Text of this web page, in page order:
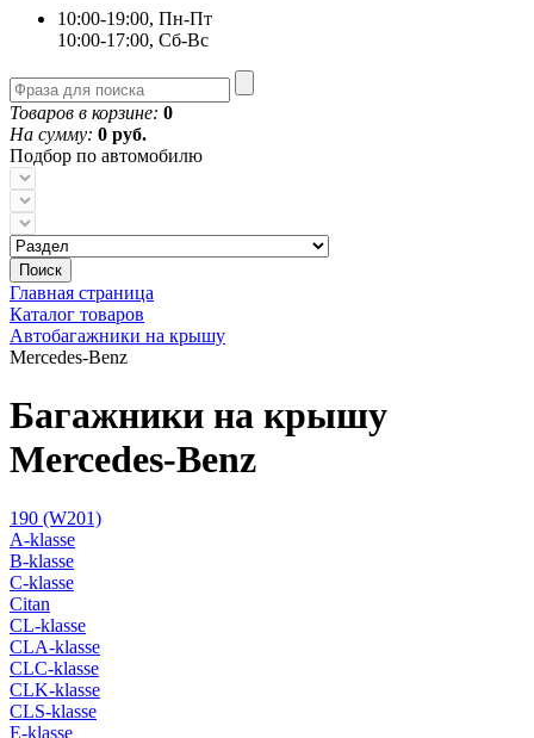
10:00-19:00, Пн-Пт
10:00-17:00, Сб-Вс
Товаров в корзине: 0
На сумму: 0 руб.
Подбор по автомобилю
Поиск
Главная страница
Каталог товаров
Автобагажники на крышу
Mercedes-Benz
Багажники на крышу
Mercedes-Benz
190 (W201)
A-klasse
B-klasse
C-klasse
Citan
CL-klasse
CLA-klasse
CLC-klasse
CLK-klasse
CLS-klasse
E-klasse